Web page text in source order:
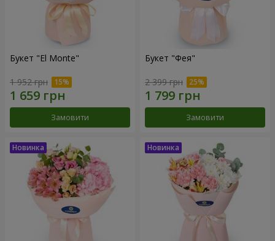
Букет "El Monte"
1 952 грн
Замовити
Букет "Фея"
2 399 грн
Замовити